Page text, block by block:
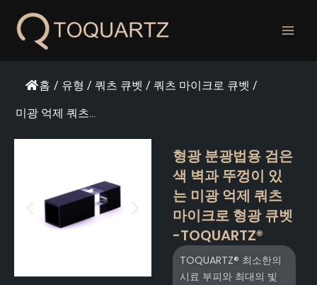
홈 / 유형 / 쿼츠 큐벳 / 쿼츠 마이크로 큐벳 /
미광 억제 쿼츠...
형광 분광법용 검은
색 벽과 뚜껑이 있
는 미광 억제 쿼츠
마이크로 형광 큐벳
-TOQUARTZ®
TOQUARTZ® 최소한의
시료 부피와 최대의 빛